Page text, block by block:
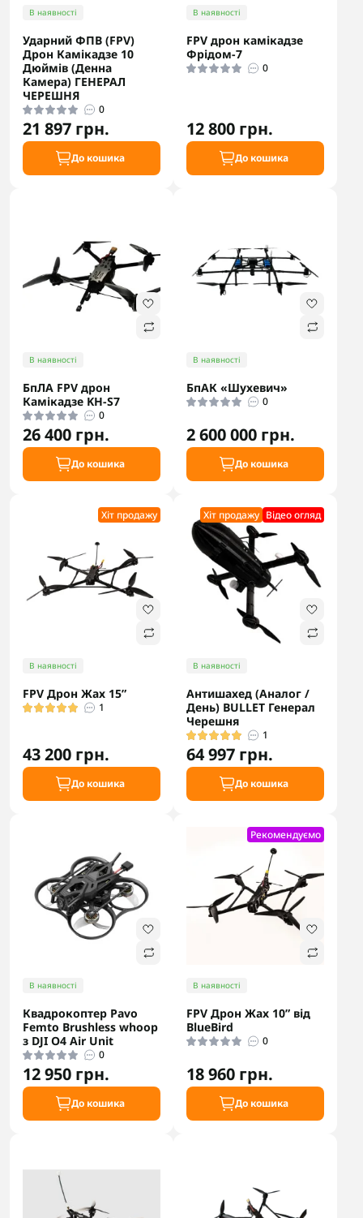
В наявності
Ударний ФПВ (FPV)
Дрон Камікадзе 10
Дюймів (Денна
Камера) ГЕНЕРАЛ
ЧЕРЕШНЯ
0
21 897 грн.
До кошика
В наявності
FPV дрон камікадзе
Фрідом-7
0
12 800 грн.
До кошика
В наявності
БпЛА FPV дрон
Камікадзе KH-S7
0
26 400 грн.
До кошика
В наявності
БпАК «Шухевич»
0
2 600 000 грн.
До кошика
Хіт продажу
В наявності
FPV Дрон Жах 15”
1
43 200 грн.
До кошика
Хіт продажу Відео огляд
В наявності
Антишахед (Аналог /
День) BULLET Генерал
Черешня
1
64 997 грн.
До кошика
В наявності
Квадрокоптер Pavo
Femto Brushless whoop
з DJI O4 Air Unit
0
12 950 грн.
До кошика
Рекомендуємо
В наявності
FPV Дрон Жах 10” від
BlueBird
0
18 960 грн.
До кошика